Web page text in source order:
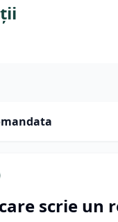
scrie un